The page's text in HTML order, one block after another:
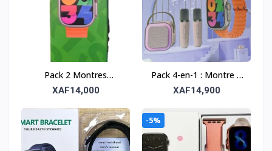
Pack 2 Montres
Connectées T1000 Ultra
fonctionnelles
XAF14,000
Pack 4-en-1 : Montre +
Baffle + 2 Micros
XAF14,900
-5%